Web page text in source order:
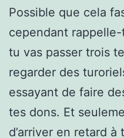
Possible que cela
cependant
tu vas passer trois
regarder des
essayant de faire
tes dons. Et
d’arriver en retard